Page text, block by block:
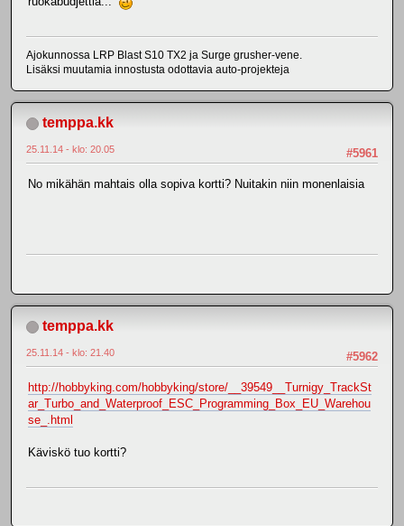
Ajokunnossa LRP Blast S10 TX2 ja Surge grusher-vene.
Lisäksi muutamia innostusta odottavia auto-projekteja
temppa.kk
#5961
25.11.14 - klo: 20.05
No mikähän mahtais olla sopiva kortti? Nuitakin niin monenlaisia
temppa.kk
#5962
25.11.14 - klo: 21.40
http://hobbyking.com/hobbyking/store/__39549__Turnigy_TrackSt
ar_Turbo_and_Waterproof_ESC_Programming_Box_EU_Warehou
se_.html
Käviskö tuo kortti?